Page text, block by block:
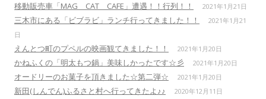
移動販売車「MAG CAT CAFE」遭遇！！行列！！ 2021年1月21日
三木市にある「ビブラビ」ランチ行ってきました！！
2021年1月21
日
えんとつ町のプペルの映画観てきました！！ 2021年1月20日
かねふくの「明太もつ鍋」美味しかったです☆彡 2021年1月20日
オードリーのお菓子を頂きました☆第二弾☆ 2021年1月20日
新田(しんでん)ふるさと村へ行ってきたよ♪♪ 2020年12月11日